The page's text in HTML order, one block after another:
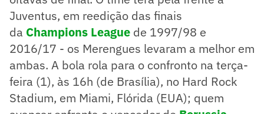
Juventus, em reedição das finais
da Champions League de 1997/98 e
2016/17 - os Merengues levaram a melhor em
ambas. A bola rola para o confronto na terça-
feira (1), às 16h (de Brasília), no Hard Rock
Stadium, em Miami, Flórida (EUA); quem